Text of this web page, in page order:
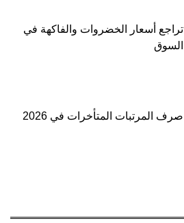
تراجع أسعار الخضروات والفاكهة في
السوق
صرف المرتبات المتأخرات في 2026